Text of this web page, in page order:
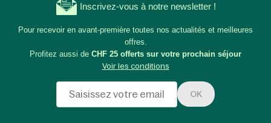
Inscrivez-vous à notre newsletter !
Pour recevoir en avant-première toutes nos actualités et meilleures
offres.
Profitez aussi de CHF 25 offerts sur votre prochain séjour
Voir les conditions
OK